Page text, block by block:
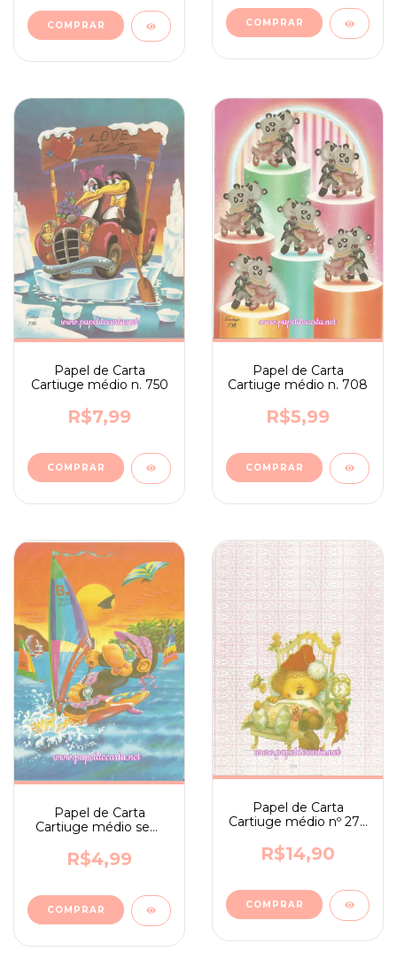
Papel de Carta
Cartiuge médio n. 750
R$7,99
Papel de Carta
Cartiuge médio n. 708
R$5,99
Papel de Carta
Cartiuge médio sem
R$4,99
Papel de Carta
Cartiuge médio nº 273
R$14,90